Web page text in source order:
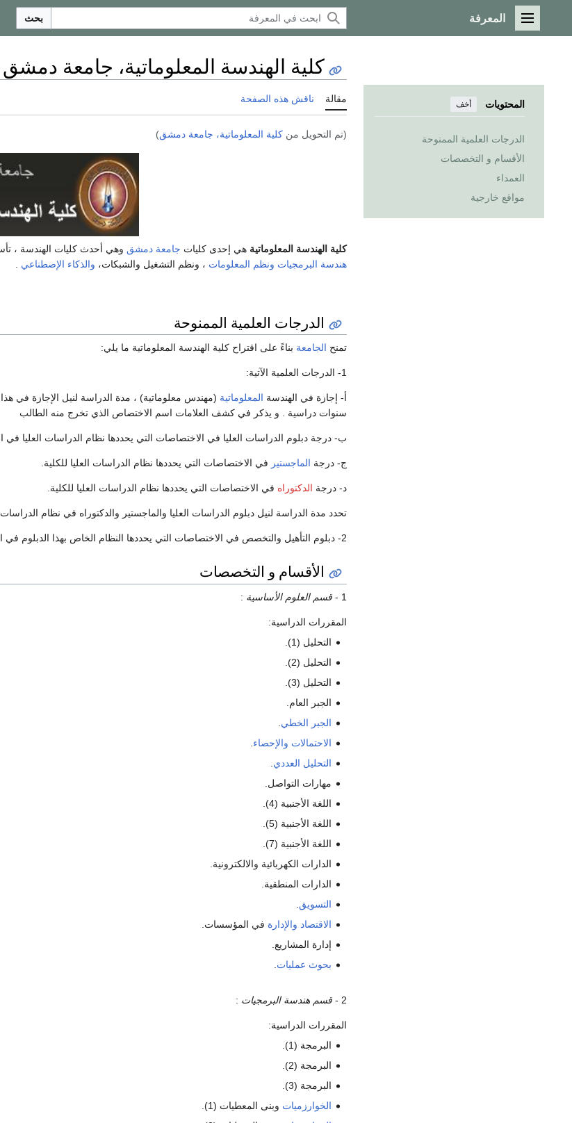
القائمة الرئيسية
المعرفة بحث
المحتويات أخف
الدرجات العلمية الممنوحة
الأقسام و التخصصات
العمداء
مواقع خارجية
كلية الهندسة المعلوماتية، جامعة دمشق
مقالة ناقش هذه الصفحة
(تم التحويل من كلية المعلوماتية، جامعة دمشق)
كلية الهندسة المعلوماتية هي إحدى كليات جامعة دمشق وهي أحدث كليات الهندسة ،
هندسة البرمجيات ونظم المعلومات ، ونظم التشغيل والشبكات، والذكاء الإصطناعي
الدرجات العلمية الممنوحة
تمنح الجامعة بناءً على اقتراح كلية الهندسة المعلوماتية ما يلي:
1- الدرجات العلمية الآتية:
أ- إجازة في الهندسة المعلوماتية (مهندس معلوماتية) ، مدة الدراسة لنيل الإجازة في
سنوات دراسية . و يذكر في كشف العلامات اسم الاختصاص الذي تخرج منه الطالب
ب- درجة دبلوم الدراسات العليا في الاختصاصات التي يحددها نظام الدراسات العليا في
ج- درجة الماجستير في الاختصاصات التي يحددها نظام الدراسات العليا للكلية.
د- درجة الدكتوراه في الاختصاصات التي يحددها نظام الدراسات العليا للكلية.
تحدد مدة الدراسة لنيل دبلوم الدراسات العليا والماجستير والدكتوراه في نظام الدراسات
2- دبلوم التأهيل والتخصص في الاختصاصات التي يحددها النظام الخاص بهذا الدبلوم في الكلية.
الأقسام و التخصصات
1 - قسم العلوم الأساسية :
المقررات الدراسية:
التحليل (1).
التحليل (2).
التحليل (3).
الجبر العام.
الجبر الخطي
الاحتمالات والإحصاء
التحليل العددي
مهارات التواصل.
اللغة الأجنبية (4).
اللغة الأجنبية (5).
اللغة الأجنبية (7).
الدارات الكهربائية والالكترونية.
الدارات المنطقية.
التسويق
الاقتصاد والإدارة في المؤسسات.
إدارة المشاريع.
بحوث عمليات
2 - قسم هندسة البرمجيات :
المقررات الدراسية:
البرمجة (1).
البرمجة (2).
البرمجة (3).
الخوارزميات وبنى المعطيات (1).